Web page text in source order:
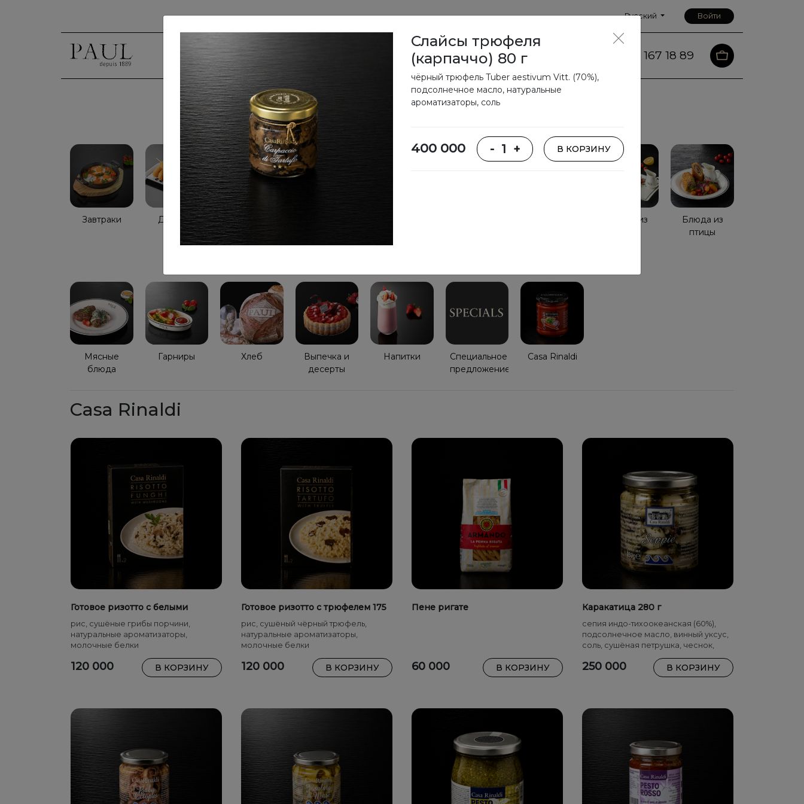
Русский Войти
Голосование Программа лояльности 88 167 18 89
Завтраки
Детское
меню
Салаты
Блюда из
Блюда из
птицы
Мясные
блюда
Гарниры Хлеб
Выпечка и
десерты
Напитки
Специaльное
прeдложение
Casa Rinaldi
Casa Rinaldi
Готовое ризотто с белыми
грибами 175 г
рис, сушёные грибы порчини,
натуральные ароматизаторы,
молочные белки
120 000 В КОРЗИНУ
Готовое ризотто с трюфелем 175
г
рис, сушёный чёрный трюфель,
натуральные ароматизаторы,
молочные белки
120 000 В КОРЗИНУ
Пене ригате
60 000 В КОРЗИНУ
Каракатица 280 г
сепия индо-тихоокеанская (60%),
подсолнечное масло, винный уксус,
соль, сушёная петрушка, чеснок,
лимонная кислота (E330)
250 000 В КОРЗИНУ
Слайсы трюфеля
(карпаччо) 80 г
чёрный трюфель Tuber aestivum Vitt. (70%),
подсолнечное масло, натуральные
ароматизаторы, соль
400 000 - 1 + В КОРЗИНУ